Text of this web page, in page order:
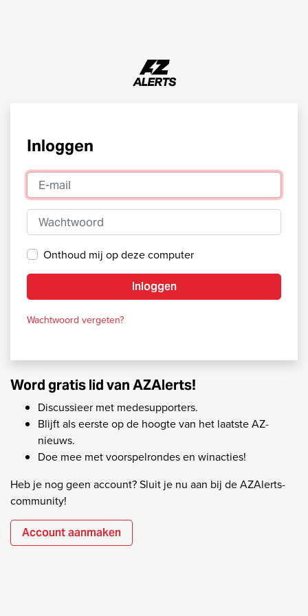
Inloggen
E-mail
Wachtwoord
Onthoud mij op deze computer
Inloggen
Wachtwoord vergeten?
Word gratis lid van AZAlerts!
Discussieer met medesupporters.
Blijft als eerste op de hoogte van het laatste AZ-
nieuws.
Doe mee met voorspelrondes en winacties!
Heb je nog geen account? Sluit je nu aan bij de AZAlerts-
community!
Account aanmaken